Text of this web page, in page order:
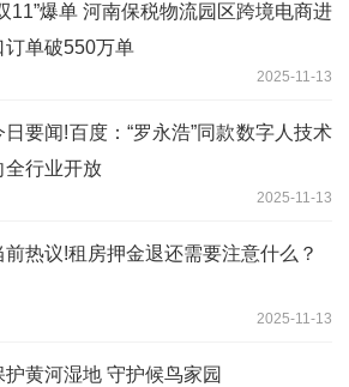
11”爆单 河南保税物流园区跨境电商进
订单破550万单
2025-11-13
日要闻!百度：“罗永浩”同款数字人技术
全行业开放
2025-11-13
前热议!租房押金退还需要注意什么？
2025-11-13
护黄河湿地 守护候鸟家园